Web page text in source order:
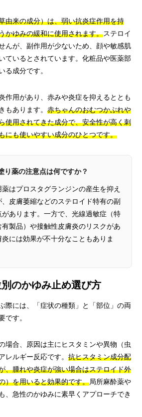
由来の成分）は、弱い抗炎症作用を持
かゆみの緩和に使用されます。ステロイ
んが、副作用が少ないため、顔や敏感肌
ているとされています。化粧品や医薬部
る成分です。
作用があり、赤みや炎症を抑えるととも
もあります。 赤ちゃんのおむつかぶれや
使用されてきた成分で、安全性が高く刺
にも使いやすい成分のひとつです。
り薬の注意点は何ですか？
はプロスタグランジンの産生を抑え
皮膚萎縮などのステロイド特有の副
あります。一方で、光線過敏症（特
製品）や接触性皮膚炎のリスクがあ
には効果が不十分なこともありま
のかゆみ止め選び方
際には、「症状の種類」と「部位」の両
です。
場合、原因は主にヒスタミンや異物（虫
レルギー反応です。 抗ヒスタミン成分配
、腫れや炎症が強い場合はステロイド外
）を用いると効果的です。局所麻酔薬や
、急性のかゆみに素早くアプローチでき